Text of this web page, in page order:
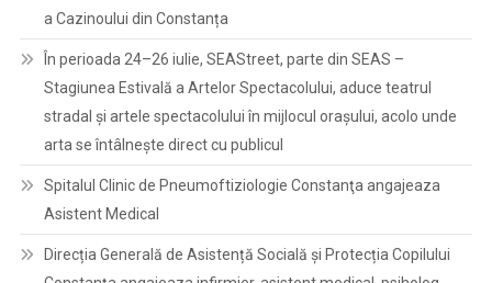
a Cazinoului din Constanța
În perioada 24–26 iulie, SEAStreet, parte din SEAS –
Stagiunea Estivală a Artelor Spectacolului, aduce teatrul
stradal și artele spectacolului în mijlocul orașului, acolo unde
arta se întâlnește direct cu publicul
Spitalul Clinic de Pneumoftiziologie Constanţa angajeaza
Asistent Medical
Direcția Generală de Asistență Socială și Protecția Copilului